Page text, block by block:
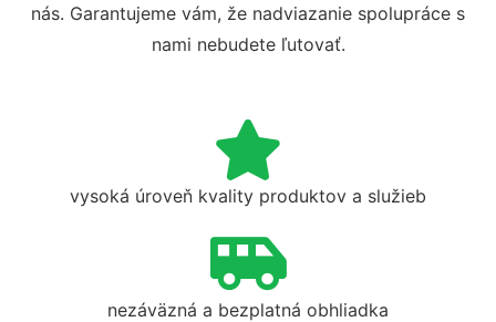
nás. Garantujeme vám, že nadviazanie spolupráce s
nami nebudete ľutovať.
vysoká úroveň kvality produktov a služieb
nezáväzná a bezplatná obhliadka